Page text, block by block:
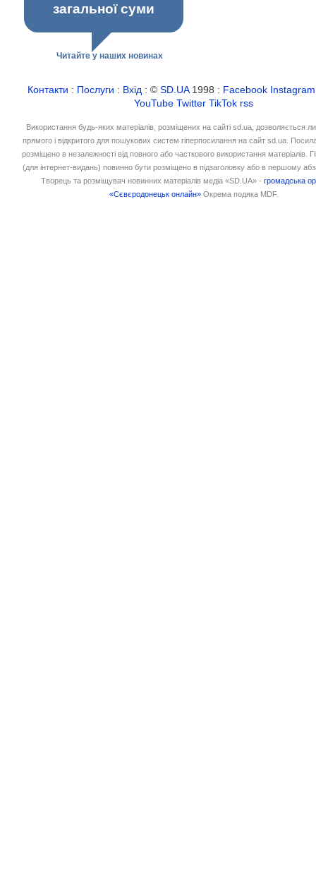
загальної суми
Читайте у наших новинах
Контакти : Послуги : Вхід : ©SD.UA1998 : Facebook Instagram
YouTube Twitter TikTok rss
Використання будь-яких матеріалів, розміщених на сайті sd.ua, дозволяється
прямого і відкритого для пошукових систем гіперпосилання на сайт sd.ua.
розміщено в незалежності від повного або часткового використання матеріалів.
(для інтернет-видань) повинно бути розміщено в підзаголовку або в першому
Творець та розміщувач новинних матеріалів медіа «SD.UA» -громадська
«Сєвєродонецьк онлайн» Окрема подяка MDF.